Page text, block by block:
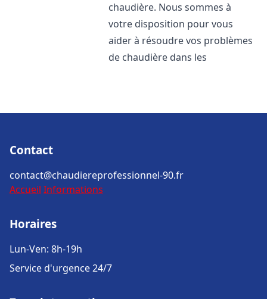
chaudière. Nous sommes à
votre disposition pour vous
aider à résoudre vos problèmes
de chaudière dans les
Contact
contact@chaudiereprofessionnel-90.fr
Accueil Informations
Horaires
Lun-Ven: 8h-19h
Service d'urgence 24/7